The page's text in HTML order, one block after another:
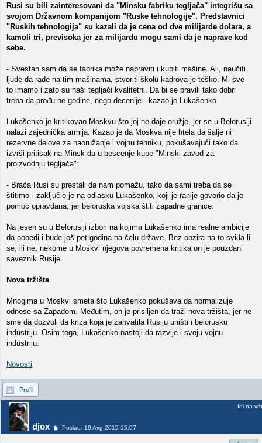
Rusi su bili zainteresovani da "Minsku fabriku tegljača" integrišu sa
svojom Državnom kompanijom "Ruske tehnologije". Predstavnici
"Ruskih tehnologija" su kazali da je cena od dve milijarde dolara, a
kamoli tri, previsoka jer za milijardu mogu sami da je naprave kod
sebe.
- Svestan sam da se fabrika može napraviti i kupiti mašine. Ali, naučiti
ljude da rade na tim mašinama, stvoriti školu kadrova je teško. Mi sve
to imamo i zato su naši tegljači kvalitetni. Da bi se pravili tako dobri
treba da prođu ne godine, nego decenije - kazao je Lukašenko.
Lukašenko je kritikovao Moskvu što joj ne daje oružje, jer se u Belorusiji
nalazi zajednička armija. Kazao je da Moskva nije htela da šalje ni
rezervne delove za naoružanje i vojnu tehniku, pokušavajući tako da
izvrši pritisak na Minsk da u bescenje kupe "Minski zavod za
proizvodnju tegljača":
- Braća Rusi su prestali da nam pomažu, tako da sami treba da se
štitimo - zaključio je na odlasku Lukašenko, koji je ranije govorio da je
pomoć opravdana, jer beloruska vojska štiti zapadne granice.
Na jesen su u Belorusiji izbori na kojima Lukašenko ima realne ambicije
da pobedi i bude još pet godina na čelu države. Bez obzira na to sviđa li
se, ili ne, nekome u Moskvi njegova povremena kritika on je pouzdani
saveznik Rusije.
Nova tržišta
Mnogima u Moskvi smeta što Lukašenko pokušava da normalizuje
odnose sa Zapadom. Međutim, on je prisiljen da traži nova tržišta, jer ne
sme da dozvoli da kriza koja je zahvatila Rusiju uništi i belorusku
industriju. Osim toga, Lukašenko nastoji da razvije i svoju vojnu
industriju.
Novosti
Profil
djox Poslao: 19 Avg 2015 15:07
Idi na vrh